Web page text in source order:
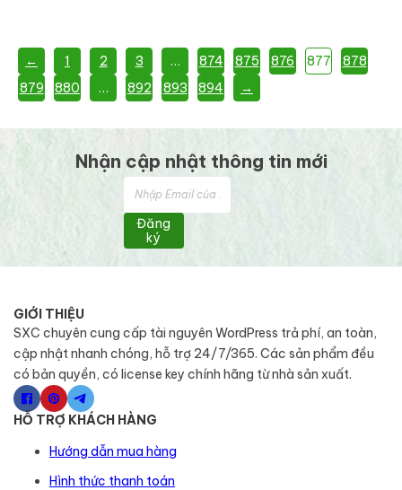
← 1 2 3 … 874 875 876 877
878
879
880 … 892 893 894 →
Nhận cập nhật thông tin mới
Đăng
ký
GIỚI THIỆU
SXC chuyên cung cấp tài nguyên WordPress trả phí, an toàn,
cập nhật nhanh chóng, hỗ trợ 24/7/365. Các sản phẩm đều
có bản quyền, có license key chính hãng từ nhà sản xuất.
HỖ TRỢ KHÁCH HÀNG
Hướng dẫn mua hàng
Hình thức thanh toán